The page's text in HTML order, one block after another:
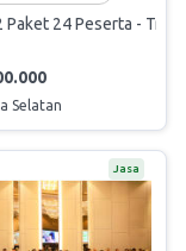
Excellence Award
Paket 24 Peserta -
Selatan
Jasa